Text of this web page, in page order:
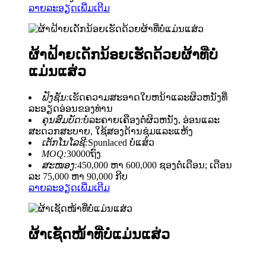
ລາຍລະອຽດເພີ່ມເຕີມ
ຜ້າຝ້າຍເດັກນ້ອຍເຮັດດ້ວຍຜ້າທີ່ບໍ່
ແມ່ນແສ່ວ
ຟັງຊັນ:ເຮັດຄວາມສະອາດໃບຫນ້າແລະຜິວຫນັງທີ່
ລະອຽດອ່ອນຂອງທ່ານ
ຄຸນສົມບັດ:ບໍ່ລະຄາຍເຄືອງຕໍ່ຜິວຫນັງ, ອ່ອນແລະ
ສະດວກສະບາຍ, ໃຊ້ສອງດ້ານຊຸ່ມແລະແຫ້ງ
ເຕັກໂນໂລຊີ:Spunlaced ບໍ່ແສ່ວ
MOQ:30000ຖົງ
ສະໜອງ:450,000 ຫາ 600,000 ຊອງຕໍ່ເດືອນ; ເດືອນ
ລະ 75,000 ຫາ 90,000 ກີບ
ລາຍລະອຽດເພີ່ມເຕີມ
ຜ້າເຊັດໜ້າທີ່ບໍ່ແມ່ນແສ່ວ